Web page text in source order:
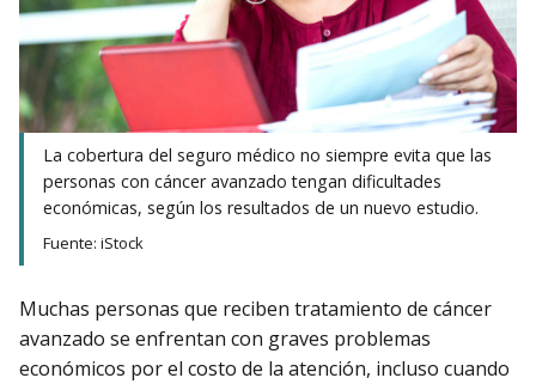
La cobertura del seguro médico no siempre evita que las
personas con cáncer avanzado tengan dificultades
económicas, según los resultados de un nuevo estudio.
Fuente: iStock
Muchas personas que reciben tratamiento de cáncer
avanzado se enfrentan con graves problemas
económicos por el costo de la atención, incluso cuando